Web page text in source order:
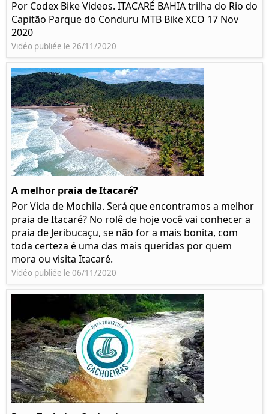
Por Codex Bike Videos. ITACARÉ BAHIA trilha do Rio do
Capitão Parque do Conduru MTB Bike XCO 17 Nov
2020
Vidéo publiée le 26/11/2020
A melhor praia de Itacaré?
Por Vida de Mochila. Será que encontramos a melhor
praia de Itacaré? No rolê de hoje você vai conhecer a
praia de Jeribucaçu, se não for a mais bonita, com
toda certeza é uma das mais queridas por quem
mora ou visita Itacaré.
Vidéo publiée le 06/11/2020